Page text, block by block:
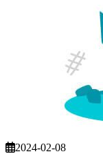
2024-02-08